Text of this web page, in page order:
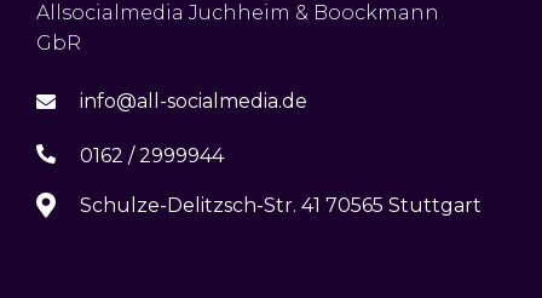
Allsocialmedia Juchheim & Boockmann
GbR
info@all-socialmedia.de
0162 / 2999944
Schulze-Delitzsch-Str. 41 70565 Stuttgart